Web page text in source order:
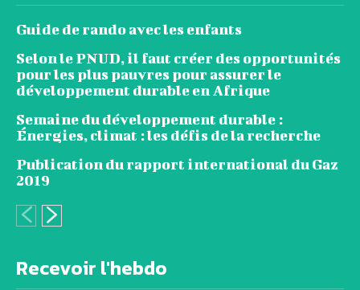
Guide de rando avec les enfants
Selon le PNUD, il faut créer des opportunités
pour les plus pauvres pour assurer le
développement durable en Afrique
Semaine du développement durable :
Énergies, climat : les défis de la recherche
Publication du rapport international du Gaz
2019
Recevoir l'hebdo